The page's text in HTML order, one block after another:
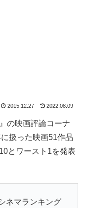
2015.12.27 2022.08.09
の映画評論コーナ
扱った映画51作品
とワースト1を発表
ネマランキング